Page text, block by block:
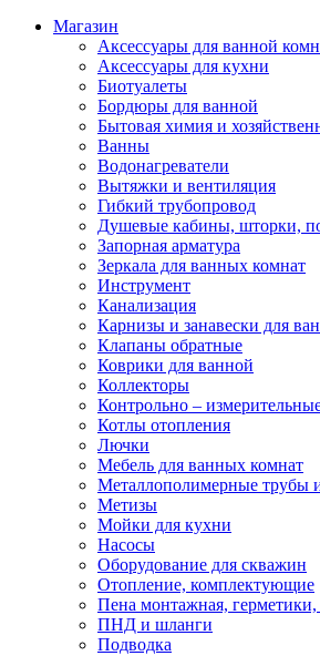
Магазин
Аксессуары для ванной
Аксессуары для кухни
Биотуалеты
Бордюры для ванной
Бытовая химия и
Ванны
Водонагреватели
Вытяжки и вентиляция
Гибкий трубопровод
Душевые кабины, шторки,
Запорная арматура
Зеркала для ванных комнат
Инструмент
Канализация
Карнизы и занавески для
Клапаны обратные
Коврики для ванной
Коллекторы
Контрольно –
Котлы отопления
Лючки
Мебель для ванных комнат
Металлополимерные трубы
Метизы
Мойки для кухни
Насосы
Оборудование для скважин
Отопление, комплектующие
Пена монтажная, герметики,
ПНД и шланги
Подводка